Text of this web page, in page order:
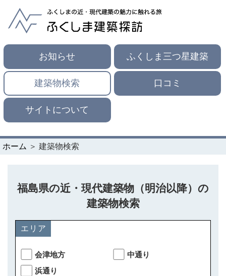
お知らせ ふくしま三つ星建築
建築物検索 口コミ
サイトについて
ホーム ＞ 建築物検索
福島県の近・現代建築物（明治以降）の
建築物検索
エリア
会津地方
中通り
浜通り